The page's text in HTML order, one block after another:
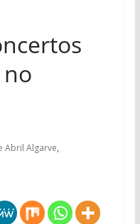
Abril Algarve,